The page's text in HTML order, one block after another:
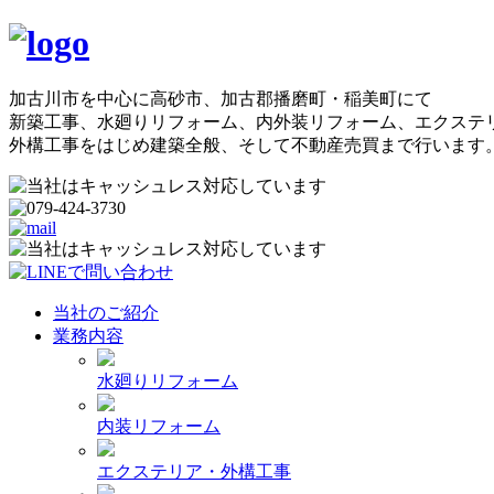
加古川市を中心に高砂市、加古郡播磨町・稲美町にて
新築工事、水廻りリフォーム、内外装リフォーム、エクステ
外構工事をはじめ建築全般、そして不動産売買まで行います。
当社のご紹介
業務内容
水廻りリフォーム
内装リフォーム
エクステリア・外構工事